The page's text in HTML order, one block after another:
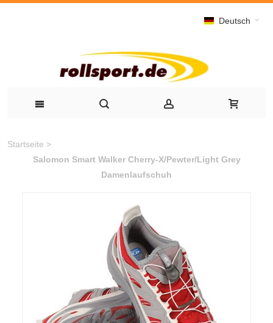
Deutsch
Startseite >
Salomon Smart Walker Cherry-X/Pewter/Light Grey
Damenlaufschuh